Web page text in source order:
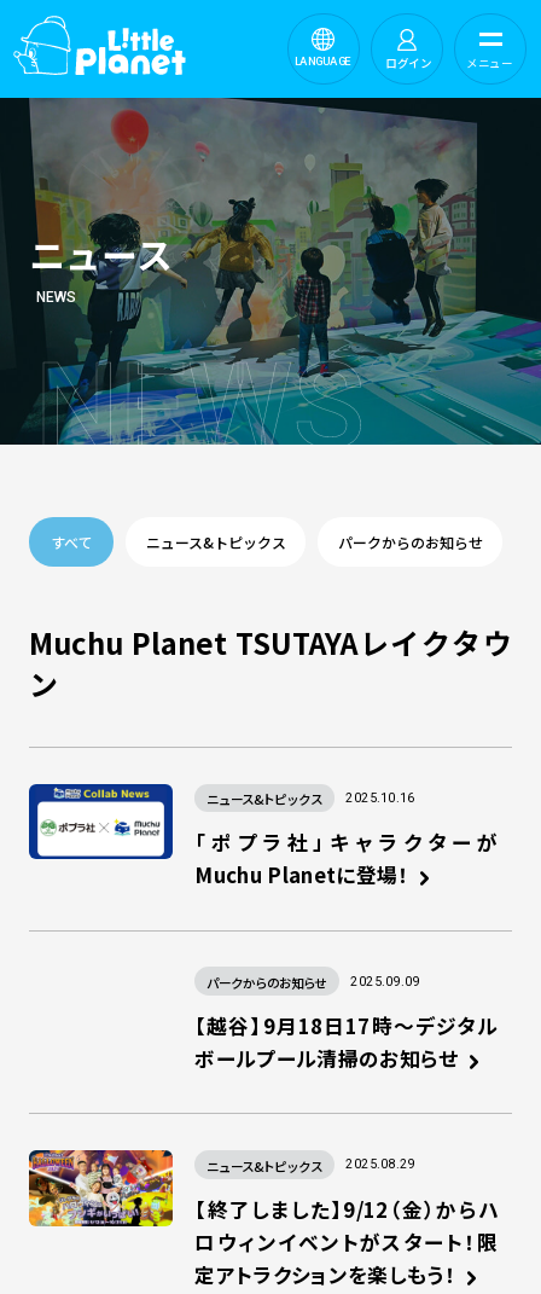
ログイン
LANGUAGE メニュー
ニュース
NEWS
NEWS
すべて ニュース&トピックス パークからのお知らせ
Muchu Planet TSUTAYAレイクタウ
ン
ニュース&トピックス 2025.10.16
「ポプラ社」キャラクターが
Muchu Planetに登場！
パークからのお知らせ 2025.09.09
【越谷】9月18日17時～デジタル
ボールプール清掃のお知らせ
ニュース&トピックス 2025.08.29
【終了しました】9/12（金）からハ
ロウィンイベントがスタート！限
定アトラクションを楽しもう！